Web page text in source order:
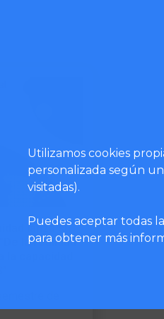
lanza su
la realidad
capacidad
de
Utilizamos cookies
personalizada según
visitadas).
Puedes aceptar todas
para obtener más